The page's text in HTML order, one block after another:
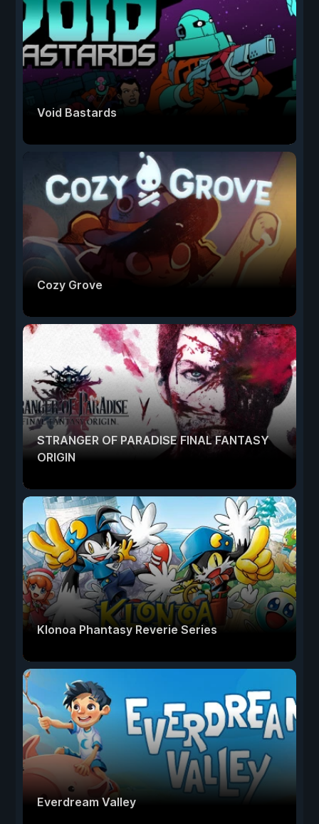
Void Bastards
Cozy Grove
STRANGER OF PARADISE FINAL FANTASY
ORIGIN
Klonoa Phantasy Reverie Series
Everdream Valley